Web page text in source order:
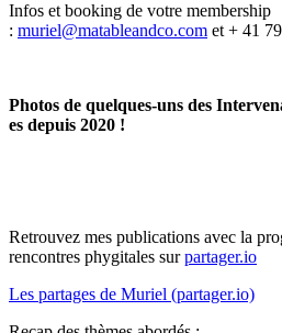
Infos et booking de votre membership
: muriel@matableandco.com et + 41
Photos de quelques-uns des
es depuis 2020 !
Retrouvez mes publications avec la
rencontres phygitales surpartager.io
Les partages de Muriel (partager.io)